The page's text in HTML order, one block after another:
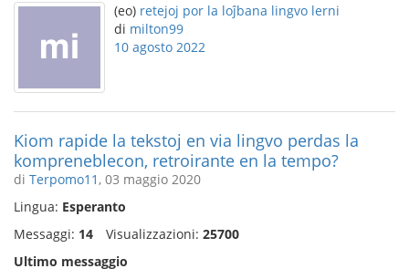
(eo) retejoj por la loĵbana lingvo lerni
di milton99
10 agosto 2022
Kiom rapide la tekstoj en via lingvo perdas la
kompreneblecon, retroirante en la tempo?
di Terpomo11 , 03 maggio 2020
Lingua: Esperanto
Messaggi: 14 Visualizzazioni: 25700
Ultimo messaggio